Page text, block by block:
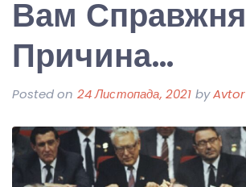
Вам Справжня
Причина…
Posted on 24 Листопада, 2021 byAvtor